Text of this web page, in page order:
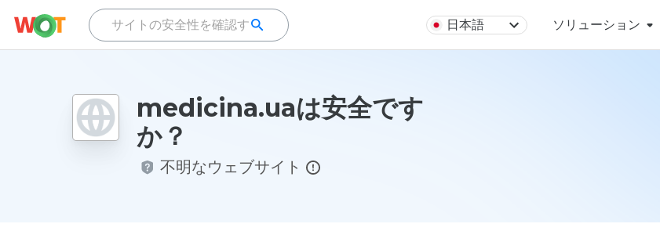
日本語 ソリューション
medicina.uaは安全です
か？
不明なウェブサイト